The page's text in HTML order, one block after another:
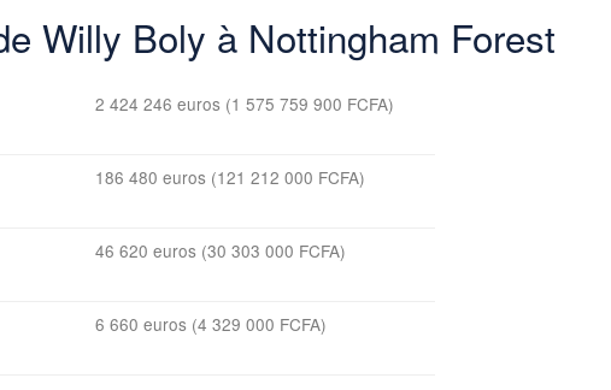
Willy Boly à Nottingham Forest
2 424 246 euros (1 575 759 900 FCFA)
186 480 euros (121 212 000 FCFA)
46 620 euros (30 303 000 FCFA)
6 660 euros (4 329 000 FCFA)